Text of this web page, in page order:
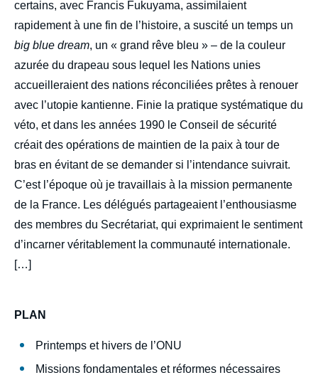
certains, avec Francis Fukuyama, assimilaient
rapidement à une fin de l’histoire, a suscité un temps un
big blue dream, un « grand rêve bleu » – de la couleur
azurée du drapeau sous lequel les Nations unies
accueilleraient des nations réconciliées prêtes à renouer
avec l’utopie kantienne. Finie la pratique systématique du
véto, et dans les années 1990 le Conseil de sécurité
créait des opérations de maintien de la paix à tour de
bras en évitant de se demander si l’intendance suivrait.
C’est l’époque où je travaillais à la mission permanente
de la France. Les délégués partageaient l’enthousiasme
des membres du Secrétariat, qui exprimaient le sentiment
d’incarner véritablement la communauté internationale.
[…]
PLAN
Printemps et hivers de l’ONU
Missions fondamentales et réformes nécessaires
de
couverture
de
la
Sylvie BERMANN, « Que peuvent faire les
Nations unies au XXIe siècle ? », Politique
étrangère, Articles, Ifri, 20 mars 2021.